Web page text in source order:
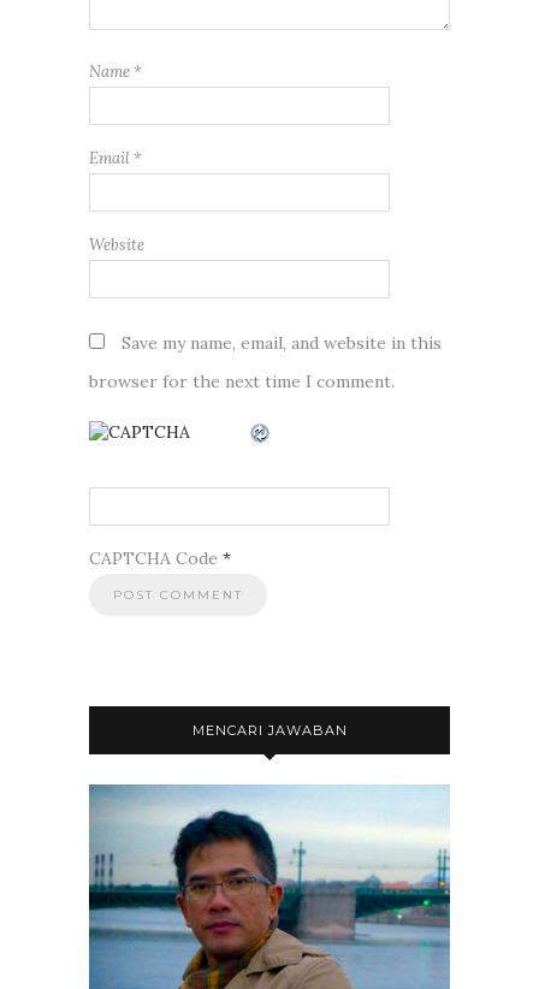
Name *
Email *
Website
Save my name, email, and website in this
browser for the next time I comment.
CAPTCHA Code *
MENCARI JAWABAN